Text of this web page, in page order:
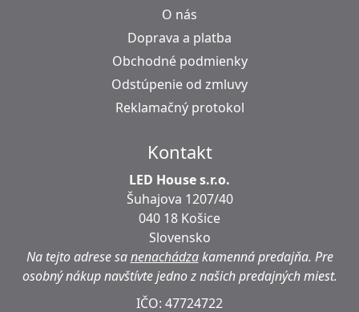
O nás
Doprava a platba
Obchodné podmienky
Odstúpenie od zmluvy
Reklamačný protokol
Kontakt
LED House s.r.o.
Šuhajova 1207/40
040 18 Košice
Slovensko
Na tejto adrese sanenachádzakamenná predajňa. Pre
osobný nákup navštívte jedno z našich predajných miest.
IČO: 47724722